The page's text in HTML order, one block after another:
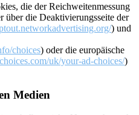
die der Reichweitenmessung
über die Deaktivierungsseite der
) und
choices) oder die europäische
uk/your-ad-choices/)
Medien